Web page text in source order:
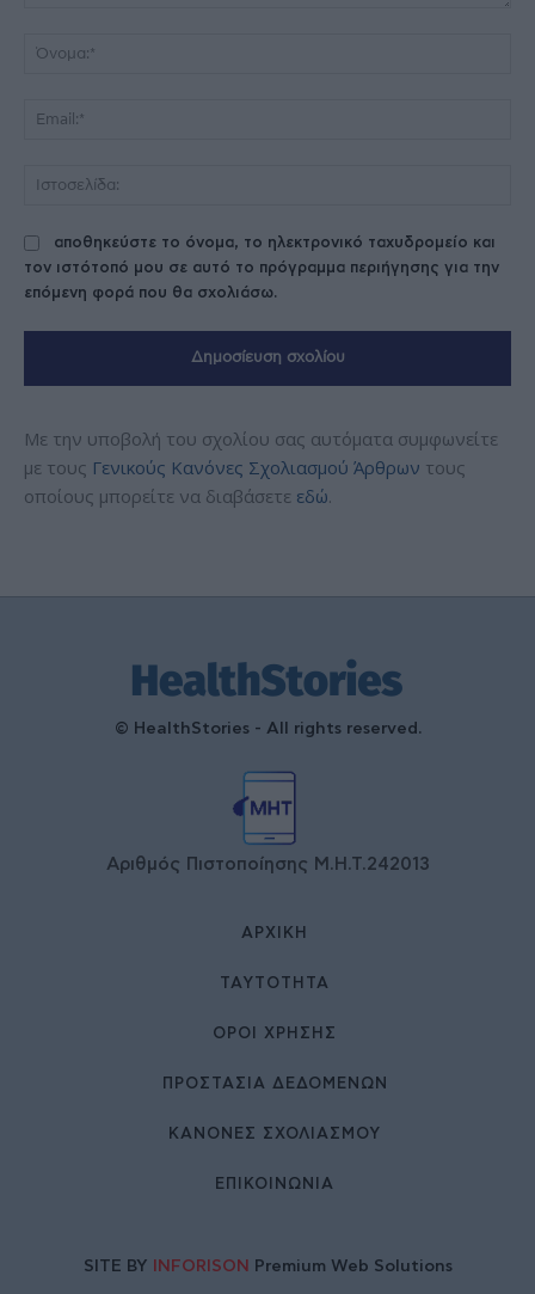
αποθηκεύστε το όνομα, το ηλεκτρονικό ταχυδρομείο και
τον ιστότοπό μου σε αυτό το πρόγραμμα περιήγησης για την
επόμενη φορά που θα σχολιάσω.
Με την υποβολή του σχολίου σας αυτόματα συμφωνείτε
με τους Γενικούς Κανόνες Σχολιασμού Άρθρων τους
οποίους μπορείτε να διαβάσετε εδώ.
© HealthStories - All rights reserved.
Αριθμός Πιστοποίησης Μ.Η.Τ.242013
ΑΡΧΙΚΉ
ΤΑΥΤΌΤΗΤΑ
ΌΡΟΙ ΧΡΉΣΗΣ
ΠΡΟΣΤΑΣΙΑ ΔΕΔΟΜΕΝΩΝ
ΚΑΝΟΝΕΣ ΣΧΟΛΙΑΣΜΟΥ
ΕΠΙΚΟΙΝΩΝΊΑ
SITE BY INFORISON Premium Web Solutions